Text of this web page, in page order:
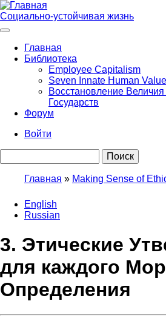
Перейти
к
основному
Социально-устойчивая жизнь
Main
navigation
Главная
Библиотека
Employee Capitalism
Seven Innate Human
Восстановление
Государств
Форум
menu
Войти
навигации
Главная Making Sense of
English
Russian
3. Этические
для каждого
Определения